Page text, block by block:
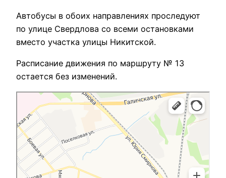
Автобусы в обоих направлениях проследуют
по улице Свердлова со всеми остановками
вместо участка улицы Никитской.
Расписание движения по маршруту № 13
остается без изменений.
Кострома
Яндекс Карты — транспорт, навигация, поиск мест